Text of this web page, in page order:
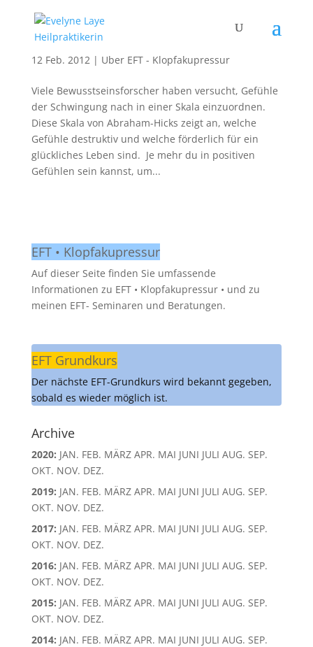
Skala der Gefühle
12 Feb. 2012| Über EFT - Klopfakupressur
Viele Bewusstseinsforscher haben versucht, Gefühle
der Schwingung nach in einer Skala einzuordnen.
Diese Skala von Abraham-Hicks zeigt an, welche
Gefühle destruktiv und welche förderlich für ein
glückliches Leben sind. Je mehr du in positiven
Gefühlen sein kannst, um...
EFT • Klopfakupressur
Auf dieser Seite finden Sie umfassende
Informationen zu EFT • Klopfakupressur • und zu
meinen EFT- Seminaren und Beratungen.
EFT Grundkurs
Der nächste EFT-Grundkurs wird bekannt gegeben,
sobald es wieder möglich ist.
Archive
2020: JAN. FEB. MÄRZ APR. MAI JUNI JULI AUG. SEP.
OKT. NOV. DEZ.
2019: JAN. FEB. MÄRZ APR. MAI JUNI JULI AUG. SEP.
OKT. NOV. DEZ.
2017: JAN. FEB. MÄRZ APR. MAI JUNI JULI AUG. SEP.
OKT. NOV. DEZ.
2016: JAN. FEB. MÄRZ APR. MAI JUNI JULI AUG. SEP.
OKT. NOV. DEZ.
2015: JAN. FEB. MÄRZ APR. MAI JUNI JULI AUG. SEP.
OKT. NOV. DEZ.
2014: JAN. FEB. MÄRZ APR. MAI JUNI JULI AUG. SEP.